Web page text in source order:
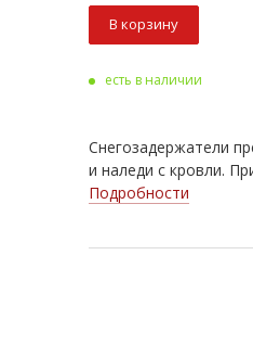
В корзину
есть в наличии
Снегозадержатели
и наледи с кровли.
Подробности